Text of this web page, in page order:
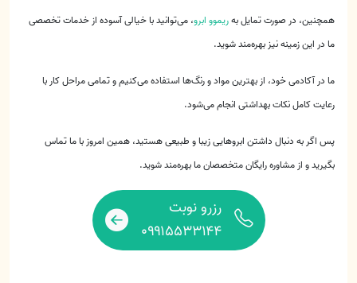
همچنین، در صورت تمایل بهریموو ابرو، می‌توانید با خیالی آسوده از خدمات تخصصی
ما در این زمینه نیز بهره‌مند شوید.
ما در آکادمی خود، از بهترین مواد و رنگ‌ها استفاده می‌کنیم و تمامی مراحل کار با
رعایت کامل نکات بهداشتی انجام می‌شود.
پس اگر به دنبال داشتن ابروهایی زیبا و طبیعی هستید، همین امروز با ما تماس
بگیرید و از مشاوره رایگان متخصصان ما بهره‌مند شوید.
رزرو نوبت
۰۹۹۱۵۵۳۳۱۴۴